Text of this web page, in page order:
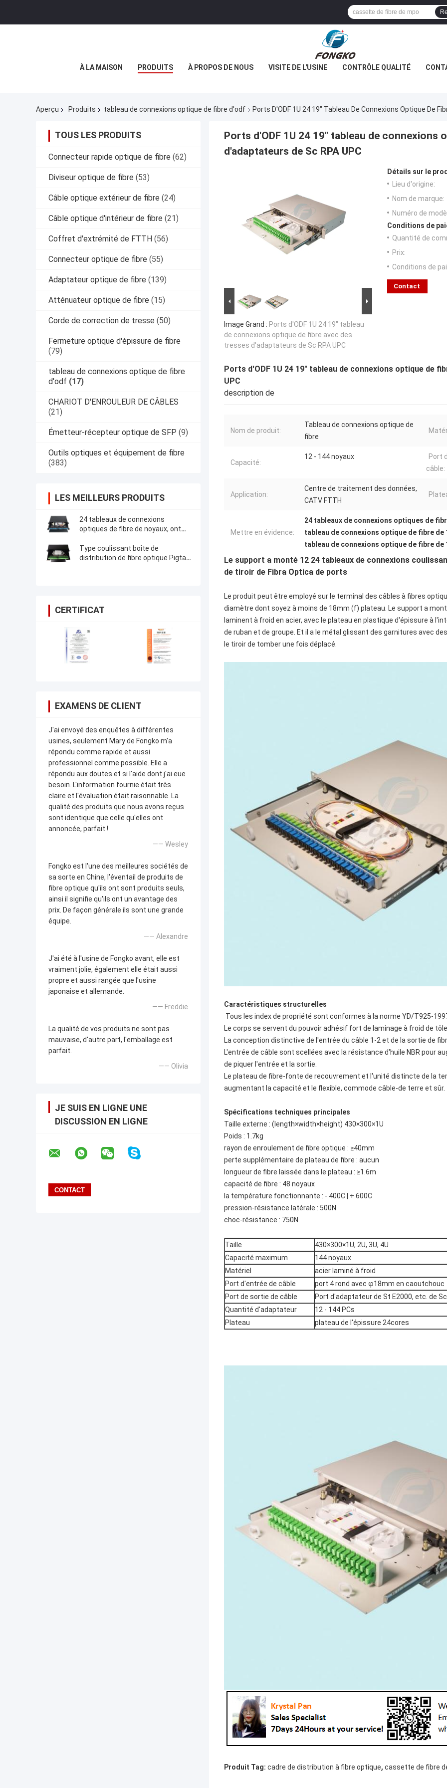
À LA MAISON PRODUITS À PROPOS DE NOUS VISITE DE L'USINE CONTRÔLE QUALITÉ
Aperçu Produits tableau de connexions optique de fibre d'odf Ports D'ODF 1U 24 19" Tableau De Connexions Optique De
TOUS LES PRODUITS
Connecteur rapide optique de fibre (62)
Diviseur optique de fibre (53)
Câble optique extérieur de fibre (24)
Câble optique d'intérieur de fibre (21)
Coffret d'extrémité de FTTH (56)
Connecteur optique de fibre (55)
Adaptateur optique de fibre (139)
Atténuateur optique de fibre (15)
Corde de correction de tresse (50)
Fermeture optique d'épissure de fibre
(79)
tableau de connexions optique de fibre
d'odf (17)
CHARIOT D'ENROULEUR DE CÂBLES
(21)
Émetteur-récepteur optique de SFP (9)
Outils optiques et équipement de fibre
(383)
LES MEILLEURS PRODUITS
24 tableaux de connexions
optiques de fibre de noyaux, ont
connexions en acier de SPCC LC
Type coulissant boîte de
distribution de fibre optique Pigtail
CERTIFICAT
EXAMENS DE CLIENT
J'ai envoyé des enquêtes à différentes
usines, seulement Mary de Fongko m'a
répondu comme rapide et aussi
professionnel comme possible. Elle a
répondu aux doutes et si l'aide dont j'ai eue
besoin. L'information fournie était très
claire et l'évaluation était raisonnable. La
qualité des produits que nous avons reçus
sont identique que celle qu'elles ont
annoncée, parfait !
—— Wesley
Fongko est l'une des meilleures sociétés de
sa sorte en Chine, l'éventail de produits de
fibre optique qu'ils ont sont produits seuls,
ainsi il signifie qu'ils ont un avantage des
prix. De façon générale ils sont une grande
équipe.
—— Alexandre
J'ai été à l'usine de Fongko avant, elle est
vraiment jolie, également elle était aussi
propre et aussi rangée que l'usine
japonaise et allemande.
—— Freddie
La qualité de vos produits ne sont pas
mauvaise, d'autre part, l'emballage est
parfait.
—— Olivia
JE SUIS EN LIGNE UNE
DISCUSSION EN LIGNE
Ports d'ODF 1U 24 19" tableau de connexions
d'adaptateurs de Sc RPA UPC
Image Grand : Ports d'ODF 1U 24 19" tableau
de connexions optique de fibre avec des
tresses d'adaptateurs de Sc RPA UPC
Détails sur le
Lieu d'origine:
Nom de marque:
Numéro de
Conditions de
Quantité de
Prix:
Conditions de
Contact
Ports d'ODF 1U 24 19" tableau de connexions optique de
UPC
description de
Nom de produit:
Tableau de connexions optique de
fibre
Capacité:
12 - 144 noyaux
Port
câble:
Application:
Centre de traitement des données,
CATV FTTH
Mettre en évidence:
24 tableaux de connexions optiques de
tableau de connexions optique de fibre de
tableau de connexions optique de fibre de
Le support a monté 12 24 tableaux de connexions
de tiroir de Fibra Optica de ports
Le produit peut être employé sur le terminal des câbles à fibres
diamètre dont soyez à moins de 18mm (f) plateau. Le support a
laminent à froid en acier, avec le plateau en plastique d'épissure à
de ruban et de groupe. Et il a le métal glissant des garnitures avec
le tiroir de tomber une fois déplacé.
Caractéristiques structurelles
Tous les index de propriété sont conformes à la norme YD/T925-
Le corps se servent du pouvoir adhésif fort de laminage à froid de
La conception distinctive de l'entrée du câble 1-2 et de la sortie de
L'entrée de câble sont scellées avec la résistance d'huile NBR pour
de piquer l'entrée et la sortie.
Le plateau de fibre-fonte de recouvrement et l'unité distincte de la
augmentant la capacité et le flexible, commode câble-de terre et sûr.
Spécifications techniques principales
Taille externe : (length×width×height) 430×300×1U
Poids : 1.7kg
rayon de enroulement de fibre optique : ≥40mm
perte supplémentaire de plateau de fibre : aucun
longueur de fibre laissée dans le plateau : ≥1.6m
capacité de fibre : 48 noyaux
la température fonctionnante : - 400C | + 600C
pression-résistance latérale : 500N
choc-résistance : 750N
Taille
430×300×1U, 2U, 3U, 4U
Capacité maximum
144 noyaux
Matériel
acier laminé à froid
Port d'entrée de câble
port 4 rond avec φ18mm en caoutchouc
Port de sortie de câble
Port d'adaptateur de St E2000, etc. de Sc
Quantité d'adaptateur
12 - 144 PCs
Plateau
plateau de l'épissure 24cores
Produit Tag: cadre de distribution à fibre optique, cassette de fibre